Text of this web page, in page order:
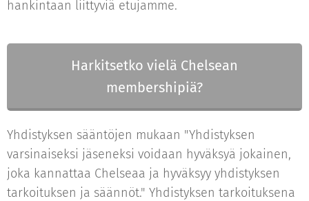
hankintaan liittyviä etujamme.
Harkitsetko vielä Chelsean
membershipiä?
Yhdistyksen sääntöjen mukaan "Yhdistyksen
varsinaiseksi jäseneksi voidaan hyväksyä jokainen,
joka kannattaa Chelseaa ja hyväksyy yhdistyksen
tarkoituksen ja säännöt." Yhdistyksen tarkoituksena